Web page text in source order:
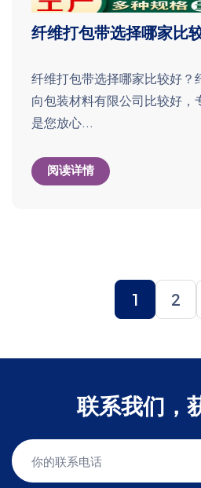
纤维打包带选择哪家比
纤维打包带选择哪家比较好？
向包装材料有限公司比较好，
是您放心...
阅读详情
1 2
联系我们，